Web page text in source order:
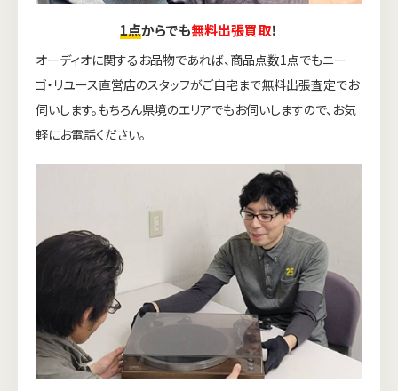
1点からでも無料出張買取！
オーディオに関するお品物であれば、商品点数1点でもニー
ゴ・リユース直営店のスタッフがご自宅まで無料出張査定でお
伺いします。もちろん県境のエリアでもお伺いしますので、お気
軽にお電話ください。